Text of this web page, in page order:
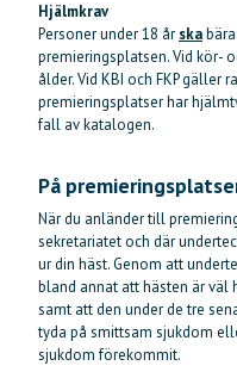
Hjälmkrav
Personer under 18 år ska
premieringsplatsen. Vid kör-
ålder. Vid KBI och FKP gäller
premieringsplatser har
fall av katalogen.
På
När du anländer till
sekretariatet och där
ur din häst. Genom att
bland annat att hästen är väl
samt att den under de tre
tyda på smittsam sjukdom
sjukdom förekommit.